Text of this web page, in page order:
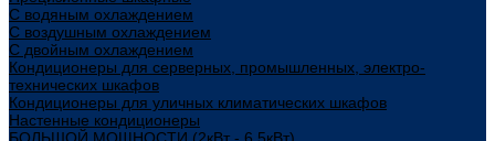
С водяным охлаждением
С воздушным охлаждением
С двойным охлаждением
Кондиционеры для серверных, промышленных, электро-
технических шкафов
Кондиционеры для уличных климатических шкафов
Настенные кондиционеры